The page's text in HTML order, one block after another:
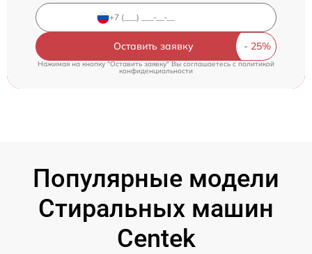
Оставить заявку
Нажимая на кнопку "Оставить заявку" Вы соглашаетесь cполитикой
конфиденциальности
Популярные модели
Стиральных машин
Centek